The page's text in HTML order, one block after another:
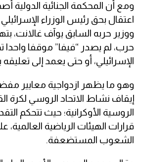
ومع أن المحكمة الجنائية الدولية
اعتقال بحق رئيس الوزراء الإسرائيلي
ووزير حربه السابق يوآف غالانت،
حرب، لم يصدر “فيفا” موقفا واحدا
الإسرائيلي، أو حتى يعمد إلى
وهو ما يظهر ازدواجية معايير
إيقاف نشاط الاتحاد الروسي لكرة
الروسية الأوكرانية؛ حيث تتحكم
قرارات الهيئات الرياضية
الشعوب المستضعفة.